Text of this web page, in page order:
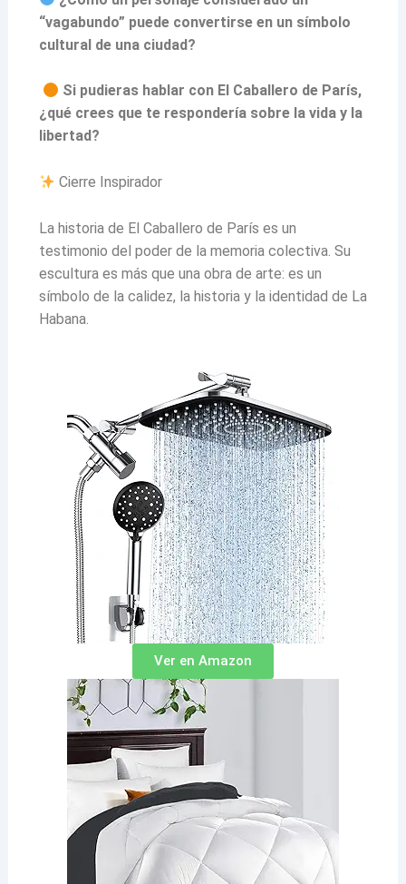
“vagabundo” puede convertirse en un símbolo
cultural de una ciudad?
Si pudieras hablar con El Caballero de París,
¿qué crees que te respondería sobre la vida y la
libertad?
Cierre Inspirador
La historia de El Caballero de París es un
testimonio del poder de la memoria colectiva. Su
escultura es más que una obra de arte: es un
símbolo de la calidez, la historia y la identidad de La
Habana.
Ver en Amazon